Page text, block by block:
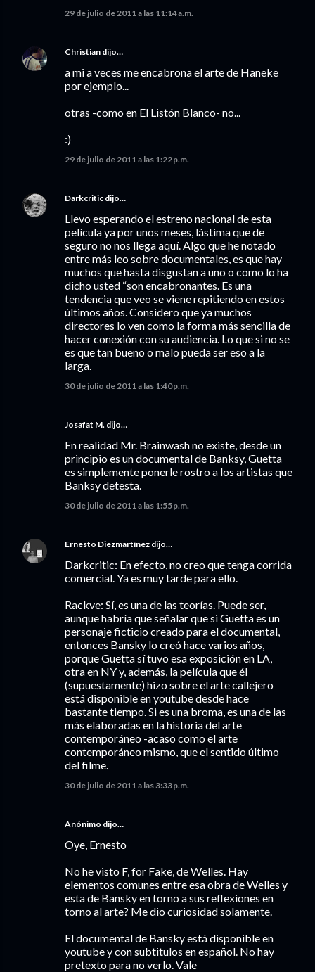
29 de julio de 2011 a las 11:14 a.m.
Christian dijo…
a mi a veces me encabrona el arte de Haneke
por ejemplo...
otras -como en El Listón Blanco- no...
:)
29 de julio de 2011 a las 1:22 p.m.
Darkcritic dijo…
Llevo esperando el estreno nacional de esta
película ya por unos meses, lástima que de
seguro no nos llega aquí. Algo que he notado
entre más leo sobre documentales, es que hay
muchos que hasta disgustan a uno o como lo ha
dicho usted “son encabronantes. Es una
tendencia que veo se viene repitiendo en estos
últimos años. Considero que ya muchos
directores lo ven como la forma más sencilla de
hacer conexión con su audiencia. Lo que si no se
es que tan bueno o malo pueda ser eso a la
larga.
30 de julio de 2011 a las 1:40 p.m.
Josafat M. dijo…
En realidad Mr. Brainwash no existe, desde un
principio es un documental de Banksy, Guetta
es simplemente ponerle rostro a los artistas que
Banksy detesta.
30 de julio de 2011 a las 1:55 p.m.
Ernesto Diezmartínez dijo…
Darkcritic: En efecto, no creo que tenga corrida
comercial. Ya es muy tarde para ello.
Rackve: Sí, es una de las teorías. Puede ser,
aunque habría que señalar que si Guetta es un
personaje ficticio creado para el documental,
entonces Bansky lo creó hace varios años,
porque Guetta sí tuvo esa exposición en LA,
otra en NY y, además, la película que él
(supuestamente) hizo sobre el arte callejero
está disponible en youtube desde hace
bastante tiempo. Si es una broma, es una de las
más elaboradas en la historia del arte
contemporáneo -acaso como el arte
contemporáneo mismo, que el sentido último
del filme.
30 de julio de 2011 a las 3:33 p.m.
Anónimo dijo…
Oye, Ernesto
No he visto F, for Fake, de Welles. Hay
elementos comunes entre esa obra de Welles y
esta de Bansky en torno a sus reflexiones en
torno al arte? Me dio curiosidad solamente.
El documental de Bansky está disponible en
youtube y con subtitulos en español. No hay
pretexto para no verlo. Vale